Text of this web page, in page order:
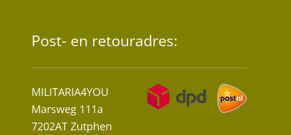
Post- en retouradres:
MILITARIA4YOU
Marsweg 111a
7202AT Zutphen